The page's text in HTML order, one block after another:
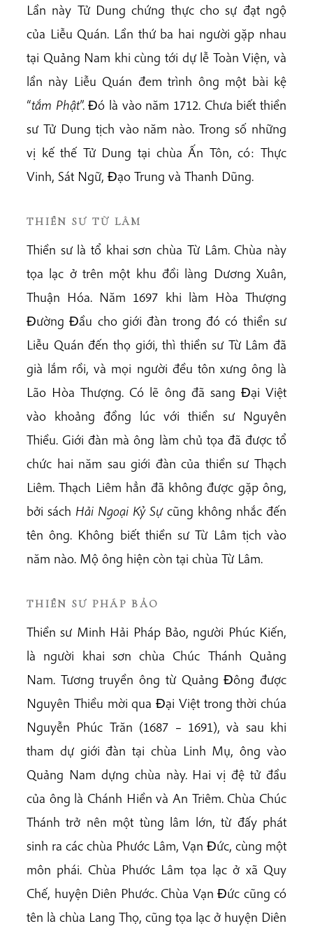
Lần này Tử Dung chứng thực cho sự đạt ngộ
của Liễu Quán. Lần thứ ba hai người gặp nhau
tại Quảng Nam khi cùng tới dự lễ Toàn Viện, và
lần này Liễu Quán đem trình ông một bài kệ
“tắm Phật”. Ðó là vào năm 1712. Chưa biết thiền
sư Tử Dung tịch vào năm nào. Trong số những
vị kế thế Tử Dung tại chùa Ấn Tôn, có: Thực
Vinh, Sát Ngữ, Ðạo Trung và Thanh Dũng.
THIỀN SƯ TỪ LÂM
Thiền sư là tổ khai sơn chùa Từ Lâm. Chùa này
tọa lạc ở trên một khu đồi làng Dương Xuân,
Thuận Hóa. Năm 1697 khi làm Hòa Thượng
Ðường Ðầu cho giới đàn trong đó có thiền sư
Liễu Quán đến thọ giới, thì thiền sư Từ Lâm đã
già lắm rồi, và mọi người đều tôn xưng ông là
Lão Hòa Thượng. Có lẽ ông đã sang Ðại Việt
vào khoảng đồng lúc với thiền sư Nguyên
Thiều. Giới đàn mà ông làm chủ tọa đã được tổ
chức hai năm sau giới đàn của thiền sư Thạch
Liêm. Thạch Liêm hẳn đã không được gặp ông,
bởi sách Hải Ngoại Kỷ Sự cũng không nhắc đến
tên ông. Không biết thiền sư Từ Lâm tịch vào
năm nào. Mộ ông hiện còn tại chùa Từ Lâm.
THIỀN SƯ PHÁP BẢO
Thiền sư Minh Hải Pháp Bảo, người Phúc Kiến,
là người khai sơn chùa Chúc Thánh Quảng
Nam. Tương truyền ông từ Quảng Ðông được
Nguyên Thiều mời qua Ðại Việt trong thời chúa
Nguyễn Phúc Trăn (1687 – 1691), và sau khi
tham dự giới đàn tại chùa Linh Mụ, ông vào
Quảng Nam dựng chùa này. Hai vị đệ tử đầu
của ông là Chánh Hiền và An Triêm. Chùa Chúc
Thánh trở nên một tùng lâm lớn, từ đấy phát
sinh ra các chùa Phước Lâm, Vạn Ðức, cùng một
môn phái. Chùa Phước Lâm tọa lạc ở xã Quy
Chế, huyện Diên Phước. Chùa Vạn Ðức cũng có
tên là chùa Lang Thọ, cũng tọa lạc ở huyện Diên